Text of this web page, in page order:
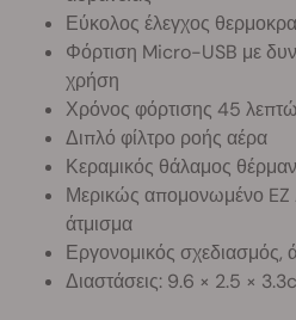
Εύκολος έλεγχος
Φόρτιση Micro-USB με
χρήση
Χρόνος φόρτισης 45
Διπλό φίλτρο ροής αέρα
Κεραμικός θάλαμος
Μερικώς απομονωμένο EZ
άτμισμα
Εργονομικός σχεδιασμός,
Διαστάσεις: 9.6 × 2.5 ×